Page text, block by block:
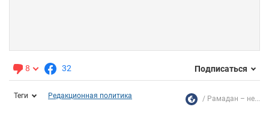
8 32 Подписаться
Теги Редакционная политика Рамадан – не...